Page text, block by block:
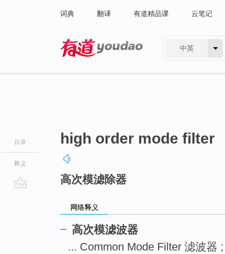
词典 翻译 有道精品课 云笔记
中英
目录
释义
high order mode filter
高次模滤除器
网络释义
高次模滤波器
... Common Mode Filter 滤波器